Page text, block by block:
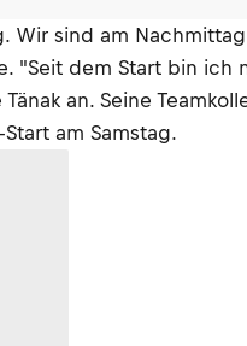
Wir sind am
"Seit dem Start bin
an. Seine
am Samstag.